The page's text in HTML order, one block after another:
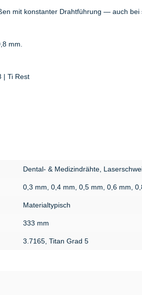
mit konstanter Drahtführung — auch bei
mm.
| Ti Rest
Dental- & Medizindrähte,
0,3 mm, 0,4 mm, 0,5 mm, 0,6 mm,
Materialtypisch
333 mm
3.7165, Titan Grad 5